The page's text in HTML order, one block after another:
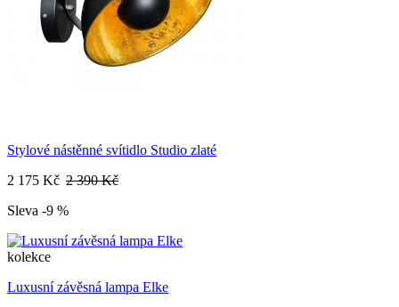
Stylové nástěnné svítidlo Studio zlaté
2 175 Kč 2 390 Kč
Sleva -9 %
kolekce
Luxusní závěsná lampa Elke